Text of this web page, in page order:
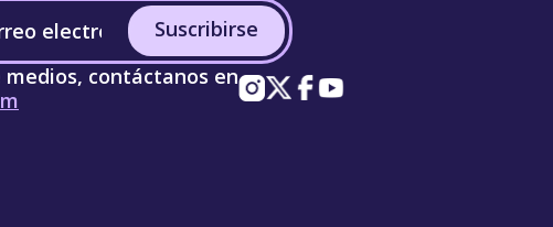
Suscribirse
medios, contáctanos en